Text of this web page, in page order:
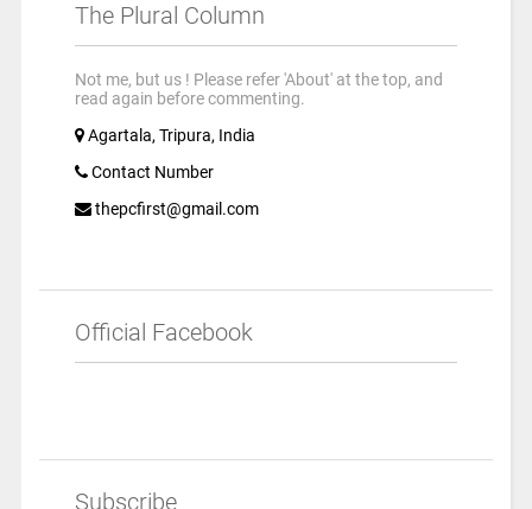
The Plural Column
Not me, but us ! Please refer 'About' at the top, and
read again before commenting.
Agartala, Tripura, India
Contact Number
thepcfirst@gmail.com
Official Facebook
Subscribe